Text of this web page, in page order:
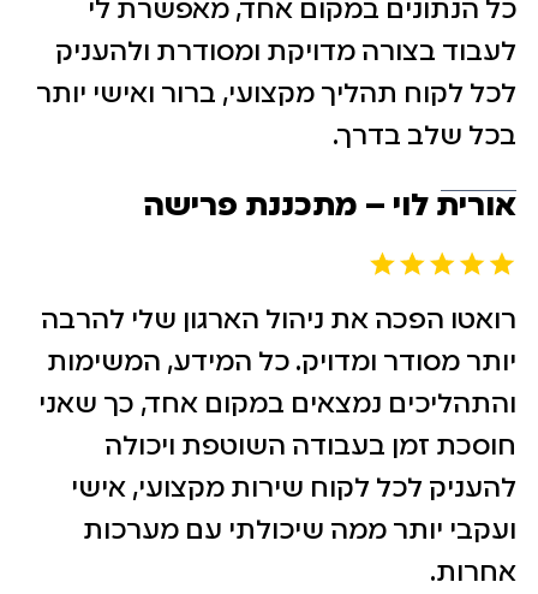
כל הנתונים במקום אחד, מאפשרת לי
לעבוד בצורה מדויקת ומסודרת ולהעניק
לכל לקוח תהליך מקצועי, ברור ואישי יותר
בכל שלב בדרך.
אורית לוי – מתכננת פרישה
רואטו הפכה את ניהול הארגון שלי להרבה
יותר מסודר ומדויק. כל המידע, המשימות
והתהליכים נמצאים במקום אחד, כך שאני
חוסכת זמן בעבודה השוטפת ויכולה
להעניק לכל לקוח שירות מקצועי, אישי
ועקבי יותר ממה שיכולתי עם מערכות
אחרות.